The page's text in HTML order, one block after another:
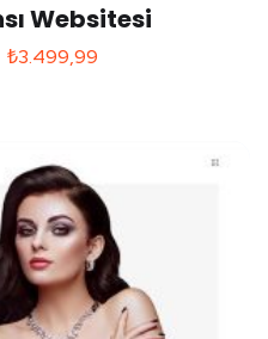
Websitesi
₺3.499,99